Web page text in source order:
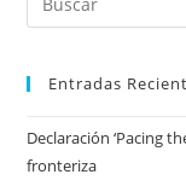
Entradas
Declaración ‘Pacing
fronteriza